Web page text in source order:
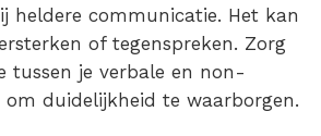
heldere communicatie. Het kan
of tegenspreken. Zorg
tussen je verbale en non-
om duidelijkheid te waarborgen.